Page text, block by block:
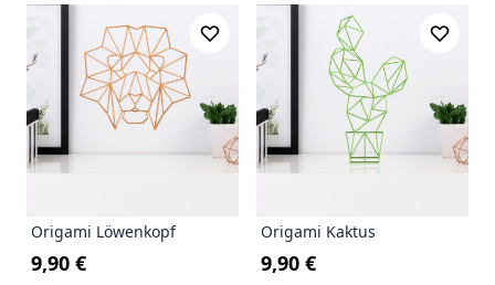
Origami Löwenkopf
9,90 €
Origami Kaktus
9,90 €